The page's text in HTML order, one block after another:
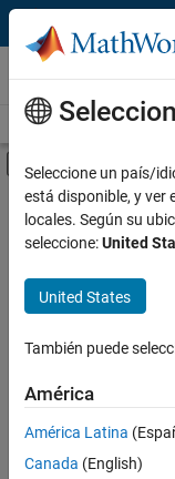
Saltar al contenido
Hardware
Overview Search
Mostrar/
Product
Vendor
Application
Protocol or Standard
Find
Contenido principal
Search
Seleccione un país/
está disponible, y ver
locales. Según su
seleccione:United
United States
También puede
América
América Latina
Canada (English)